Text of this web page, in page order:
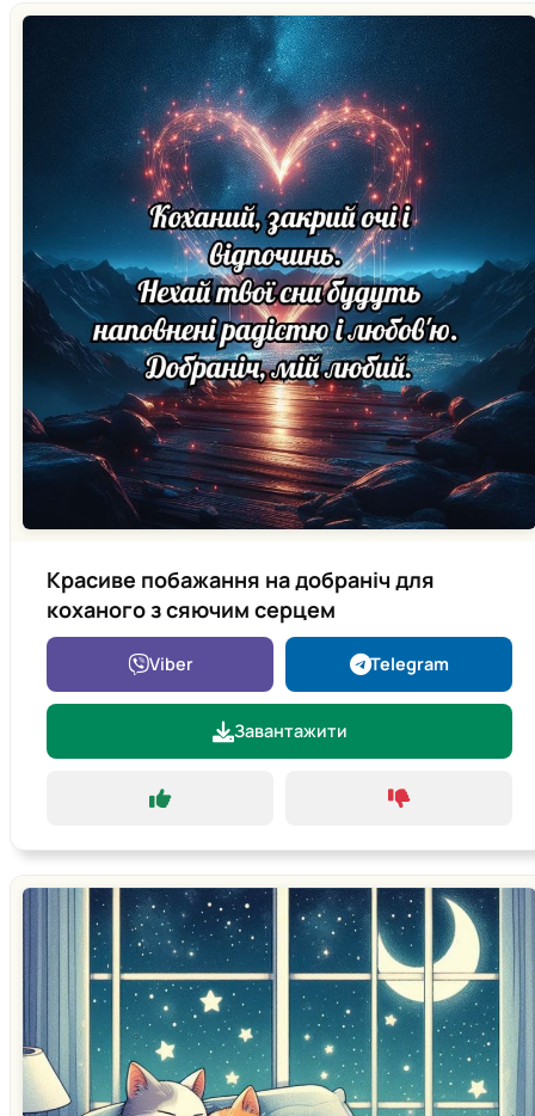
Красиве побажання на добраніч для
коханого з сяючим серцем
Viber Telegram
Завантажити